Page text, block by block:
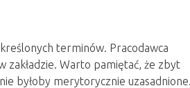
terminów. Pracodawca
zakładzie. Warto pamiętać, że zbyt
byłoby merytorycznie uzasadnione.